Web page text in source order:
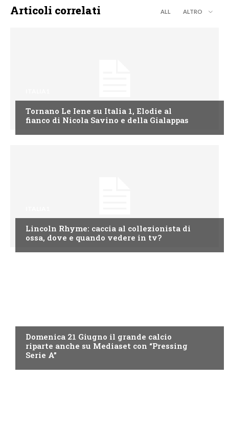
Articoli correlati ALL ALTRO
Tornano Le Iene su Italia 1, Elodie al
fianco di Nicola Savino e della Gialappas
Lincoln Rhyme: caccia al collezionista di
ossa, dove e quando vedere in tv?
Domenica 21 Giugno il grande calcio
riparte anche su Mediaset con “Pressing
Serie A”